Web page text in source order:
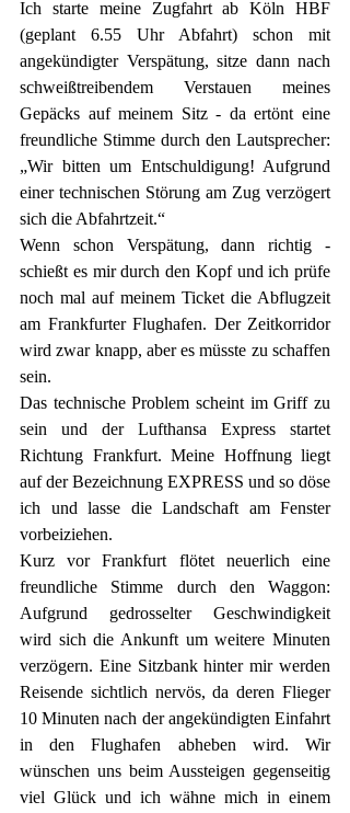
Ich starte meine Zugfahrt ab Köln HBF
(geplant 6.55 Uhr Abfahrt) schon mit
angekündigter Verspätung, sitze dann nach
schweißtreibendem Verstauen meines
Gepäcks auf meinem Sitz - da ertönt eine
freundliche Stimme durch den Lautsprecher:
„Wir bitten um Entschuldigung! Aufgrund
einer technischen Störung am Zug verzögert
sich die Abfahrtzeit.“
Wenn schon Verspätung, dann richtig -
schießt es mir durch den Kopf und ich prüfe
noch mal auf meinem Ticket die Abflugzeit
am Frankfurter Flughafen. Der Zeitkorridor
wird zwar knapp, aber es müsste zu schaffen
sein.
Das technische Problem scheint im Griff zu
sein und der Lufthansa Express startet
Richtung Frankfurt. Meine Hoffnung liegt
auf der Bezeichnung EXPRESS und so döse
ich und lasse die Landschaft am Fenster
vorbeiziehen.
Kurz vor Frankfurt flötet neuerlich eine
freundliche Stimme durch den Waggon:
Aufgrund gedrosselter Geschwindigkeit
wird sich die Ankunft um weitere Minuten
verzögern. Eine Sitzbank hinter mir werden
Reisende sichtlich nervös, da deren Flieger
10 Minuten nach der angekündigten Einfahrt
in den Flughafen abheben wird. Wir
wünschen uns beim Aussteigen gegenseitig
viel Glück und ich wähne mich in einem